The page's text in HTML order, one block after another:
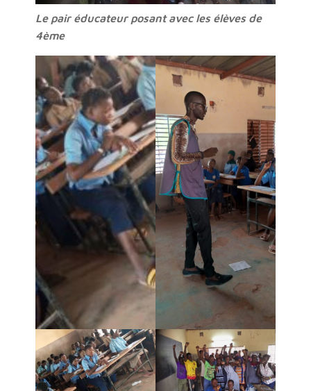
Le pair éducateur posant avec les élèves de
4ème